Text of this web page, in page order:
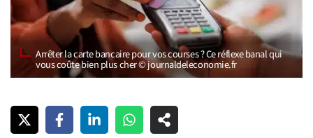
Arrêter la carte bancaire pour vos courses ? Ce réflexe banal qui
vous coûte bien plus cher © journaldeleconomie.fr